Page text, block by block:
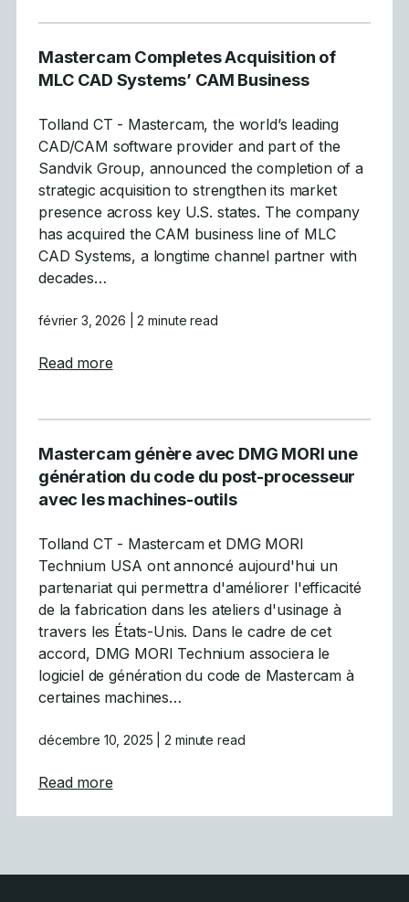
Mastercam Completes Acquisition of
MLC CAD Systems’ CAM Business
Tolland CT - Mastercam, the world’s leading
CAD/CAM software provider and part of the
Sandvik Group, announced the completion of a
strategic acquisition to strengthen its market
presence across key U.S. states. The company
has acquired the CAM business line of MLC
CAD Systems, a longtime channel partner with
decades…
février 3, 2026 | 2 minute read
Read moreabout Mastercam Completes Acquisition
Mastercam génère avec DMG MORI une
génération du code du post-processeur
avec les machines-outils
Tolland CT - Mastercam et DMG MORI
Technium USA ont annoncé aujourd'hui un
partenariat qui permettra d'améliorer l'efficacité
de la fabrication dans les ateliers d'usinage à
travers les États-Unis. Dans le cadre de cet
accord, DMG MORI Technium associera le
logiciel de génération du code de Mastercam à
certaines machines…
décembre 10, 2025 | 2 minute read
Read moreabout Mastercam génère avec DMG